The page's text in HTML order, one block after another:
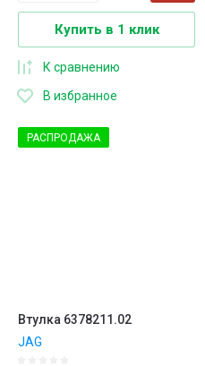
Купить в 1 клик
К сравнению
В избранное
РАСПРОДАЖА
Втулка 6378211.02
JAG